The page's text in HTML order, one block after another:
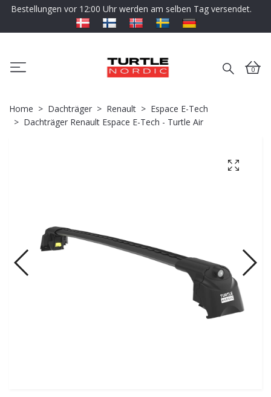
Bestellungen vor 12:00 Uhr werden am selben Tag versendet.
0
Home Dachträger Renault
Espace E-Tech
Dachträger Renault Espace E-Tech - Turtle Air